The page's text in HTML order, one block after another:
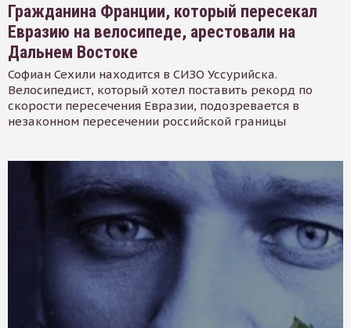
Гражданина Франции, который пересекал
Евразию на велосипеде, арестовали на
Дальнем Востоке
Софиан Сехили находится в СИЗО Уссурийска.
Велосипедист, который хотел поставить рекорд по
скорости пересечения Евразии, подозревается в
незаконном пересечении российской границы